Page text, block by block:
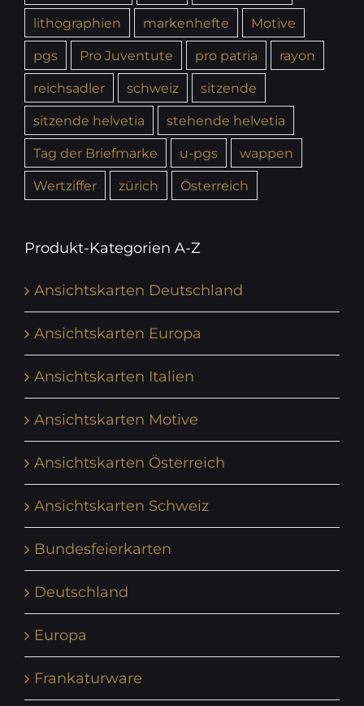
lithographien
markenhefte
Motive
pgs
Pro Juventute pro patria
rayon
reichsadler
schweiz
sitzende
sitzende helvetia
stehende helvetia
Tag der Briefmarke
u-pgs
wappen
Wertziffer
zürich Österreich
Produkt-Kategorien A-Z
Ansichtskarten Deutschland
Ansichtskarten Europa
Ansichtskarten Italien
Ansichtskarten Motive
Ansichtskarten Österreich
Ansichtskarten Schweiz
Bundesfeierkarten
Deutschland
Europa
Frankaturware